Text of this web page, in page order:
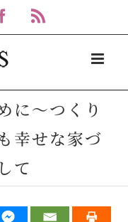
Facebook
に～つくり
幸せな家づ
て